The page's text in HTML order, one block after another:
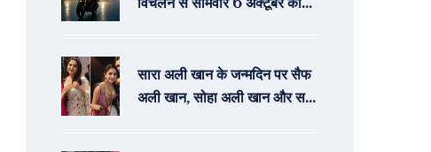
सारा अली खान के जन्मदिन पर सैफ
अली खान, सोहा अली खान और सबा